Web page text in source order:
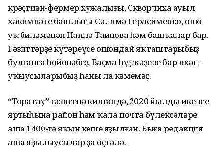
крәҫтиән-фермер хужалығы, Скворчиха ауыл
хакимиәте башлығы Сәлимә Герасименко, ошо
уҡ биләмәнән Наилә Таипова һәм башҡалар бар.
Гәзиттәрҙе күтәреүсе ошондай яҡташтарыбыҙ
булғанға һөйөнәбеҙ. Баҫма һүҙ ҡәҙере бар икән -
уҡыусыларыбыҙ һаны ла кәмемәҫ.
“Торатау” гәзитенә килгәндә, 2020 йылдың икенсе
яртыһына район һәм ҡала почта бүлексәләре
аша 1400-гә яҡын кеше яҙылған. Быға редакция
аша яҙылыусылар ҙа өҫтәлә.